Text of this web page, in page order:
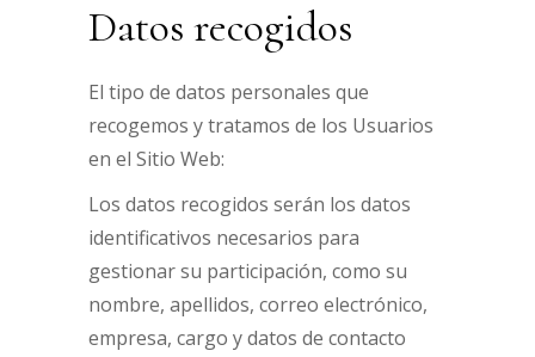
Datos recogidos
El tipo de datos personales que
recogemos y tratamos de los Usuarios
en el Sitio Web:
Los datos recogidos serán los datos
identificativos necesarios para
gestionar su participación, como su
nombre, apellidos, correo electrónico,
empresa, cargo y datos de contacto